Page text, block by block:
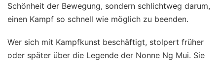
Schönheit der Bewegung, sondern schlichtweg darum,
einen Kampf so schnell wie möglich zu beenden.
Wer sich mit Kampfkunst beschäftigt, stolpert früher
oder später über die Legende der Nonne Ng Mui. Sie